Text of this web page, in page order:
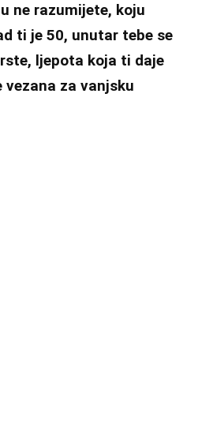
ne razumijete, koju
ti je 50, unutar tebe se
ljepota koja ti daje
vezana za vanjsku